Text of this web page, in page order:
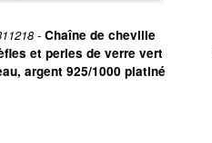
- Chaîne de cheville
et perles de verre vert
argent 925/1000 platiné